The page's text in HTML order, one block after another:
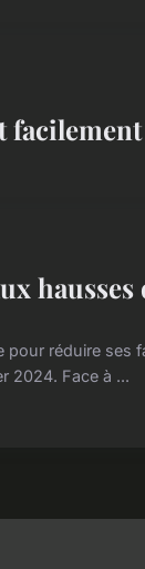
facilement
réduire ses
2024. Face à ...